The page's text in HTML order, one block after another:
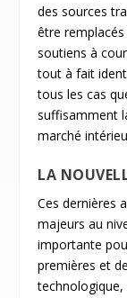
des sources
être
soutiens à
tout à fait
tous les cas
suffisamment
marché
LA
Ces dernières
majeurs au
importante
premières et